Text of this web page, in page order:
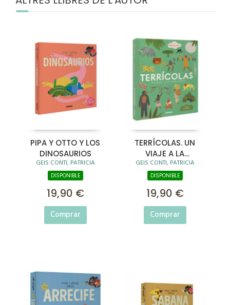
PIPA Y OTTO Y LOS
DINOSAURIOS
GEIS CONTI, PATRICIA
DISPONIBLE
19,90 €
Comprar
TERRÍCOLAS. UN
VIAJE A LA
PREHISTORIA
GEIS CONTI, PATRICIA
DISPONIBLE
19,90 €
Comprar